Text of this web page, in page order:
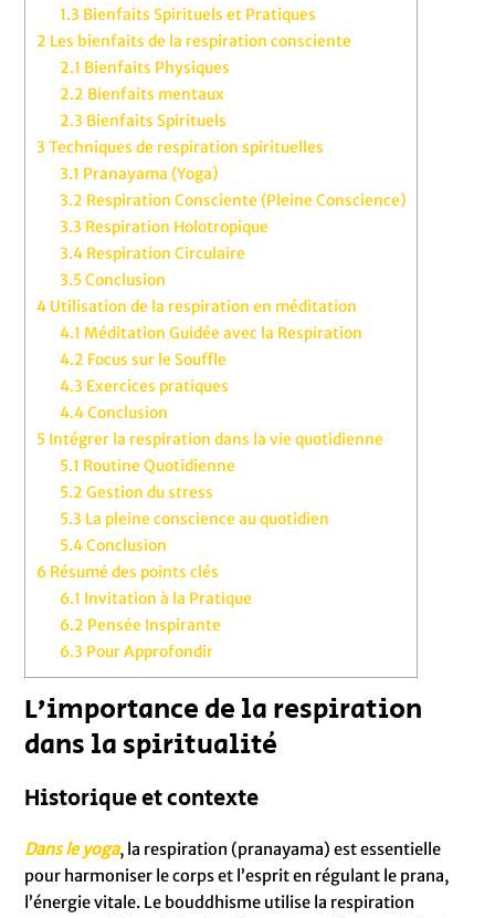
1.3 Bienfaits Spirituels et Pratiques
2 Les bienfaits de la respiration consciente
2.1 Bienfaits Physiques
2.2 Bienfaits mentaux
2.3 Bienfaits Spirituels
3 Techniques de respiration spirituelles
3.1 Pranayama (Yoga)
3.2 Respiration Consciente (Pleine Conscience)
3.3 Respiration Holotropique
3.4 Respiration Circulaire
3.5Conclusion
4 Utilisation de la respiration en méditation
4.1 Méditation Guidée avec la Respiration
4.2 Focus sur le Souffle
4.3 Exercices pratiques
4.4Conclusion
5 Intégrer la respiration dans la vie quotidienne
5.1 Routine Quotidienne
5.2 Gestion du stress
5.3 La pleine conscience au quotidien
5.4Conclusion
6 Résumé des points clés
6.1 Invitation à la Pratique
6.2 Pensée Inspirante
6.3 Pour Approfondir
L’importance de la respiration
dans la spiritualité
Historique et contexte
Dans le yoga, la respiration (pranayama) est essentielle
pour harmoniser le corps et l’esprit en régulant le prana,
l’énergie vitale. Le bouddhisme utilise la respiration